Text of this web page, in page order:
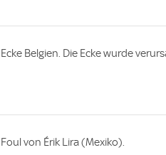
Ecke Belgien. Die Ecke wurde
Foul von Érik Lira (Mexiko).